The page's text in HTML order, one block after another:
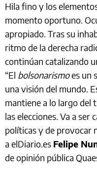
Hila fino y los
momento oportuno.
apropiado. Tras su
ritmo de la derecha
continúan catalizando
“El bolsonarismoes un
una visión del mundo.
mantiene a lo largo del
las elecciones. Va a ser
políticas y de provocar
a elDiario.es Felipe
de opinión pública